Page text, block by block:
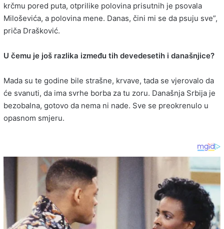
krčmu pored puta, otprilike polovina prisutnih je psovala
Miloševića, a polovina mene. Danas, čini mi se da psuju sve”,
priča Drašković.
U čemu je još razlika između tih devedesetih i današnjice?
Mada su te godine bile strašne, krvave, tada se vjerovalo da
će svanuti, da ima svrhe borba za tu zoru. Današnja Srbija je
bezobalna, gotovo da nema ni nade. Sve se preokrenulo u
opasnom smjeru.